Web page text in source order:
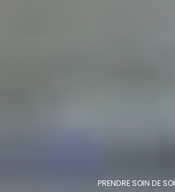
PRENDRE SOIN DE SOI